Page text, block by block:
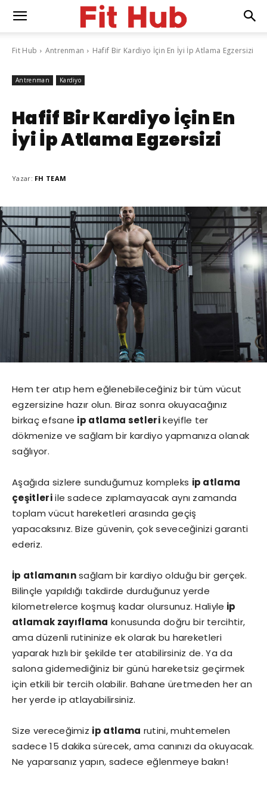
Fit Hub Antrenman Hafif Bir Kardiyo İçin En İyi İp Atlama Egzersizi
Antrenman Kardiyo
Hafif Bir Kardiyo İçin En
İyi İp Atlama Egzersizi
Yazar: FH TEAM
Hem ter atıp hem eğlenebileceğiniz bir tüm vücut
egzersizine hazır olun. Biraz sonra okuyacağınız
birkaç efsane ip atlama setlerikeyifle ter
dökmenize ve sağlam bir kardiyo yapmanıza olanak
sağlıyor.
Aşağıda sizlere sunduğumuz kompleks ip atlama
çeşitleriile sadece zıplamayacak aynı zamanda
toplam vücut hareketleri arasında geçiş
yapacaksınız. Bize güvenin, çok seveceğinizi garanti
ederiz.
İp atlamanınsağlam bir kardiyo olduğu bir gerçek.
Bilinçle yapıldığı takdirde durduğunuz yerde
kilometrelerce koşmuş kadar olursunuz. Haliyle ip
atlamak zayıflama konusunda doğru bir tercihtir,
ama düzenli rutininize ek olarak bu hareketleri
yaparak hızlı bir şekilde ter atabilirsiniz de. Ya da
salona gidemediğiniz bir günü hareketsiz geçirmek
için etkili bir tercih olabilir. Bahane üretmeden her an
her yerde ip atlayabilirsiniz.
Size vereceğimiz ip atlama rutini, muhtemelen
sadece 15 dakika sürecek, ama canınızı da okuyacak.
Ne yaparsanız yapın, sadece eğlenmeye bakın!